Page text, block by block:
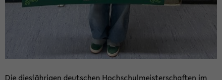
Die dies­jäh­ri­gen deut­schen Hoch­schul­meis­ter­schaf­ten im